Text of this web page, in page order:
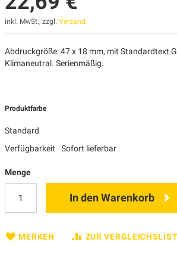
inkl. MwSt., zzgl.Versand
Abdruckgröße: 47 x 18 mm, mit Standardtext
Klimaneutral. Serienmäßig.
Produktfarbe
Standard
Verfügbarkeit
Sofort lieferbar
Menge
In den Warenkorb
MERKEN ZUR